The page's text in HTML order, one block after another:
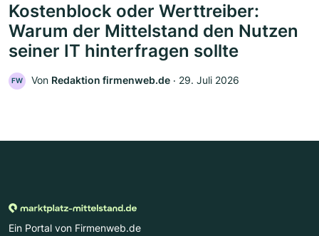
Kostenblock oder Werttreiber:
Warum der Mittelstand den Nutzen
seiner IT hinterfragen sollte
FW Von Redaktion firmenweb.de ‧ 29. Juli 2026
Ein Portal von Firmenweb.de